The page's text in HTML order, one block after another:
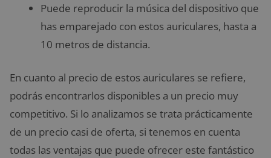
Puede reproducir la música del dispositivo que
has emparejado con estos auriculares, hasta a
10 metros de distancia.
En cuanto al precio de estos auriculares se refiere,
podrás encontrarlos disponibles a un precio muy
competitivo. Si lo analizamos se trata prácticamente
de un precio casi de oferta, si tenemos en cuenta
todas las ventajas que puede ofrecer este fantástico